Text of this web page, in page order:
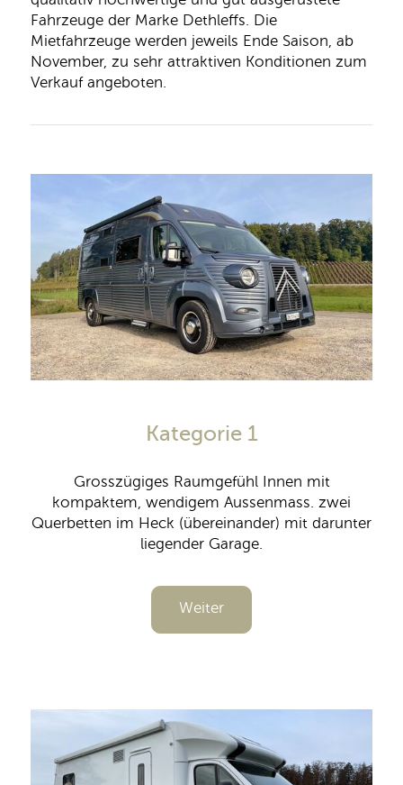
Fahrzeuge der Marke Dethleffs. Die
Mietfahrzeuge werden jeweils Ende Saison, ab
November, zu sehr attraktiven Konditionen zum
Verkauf angeboten.
Kategorie 1
Grosszügiges Raumgefühl Innen mit
kompaktem, wendigem Aussenmass. zwei
Querbetten im Heck (übereinander) mit darunter
liegender Garage.
Weiter